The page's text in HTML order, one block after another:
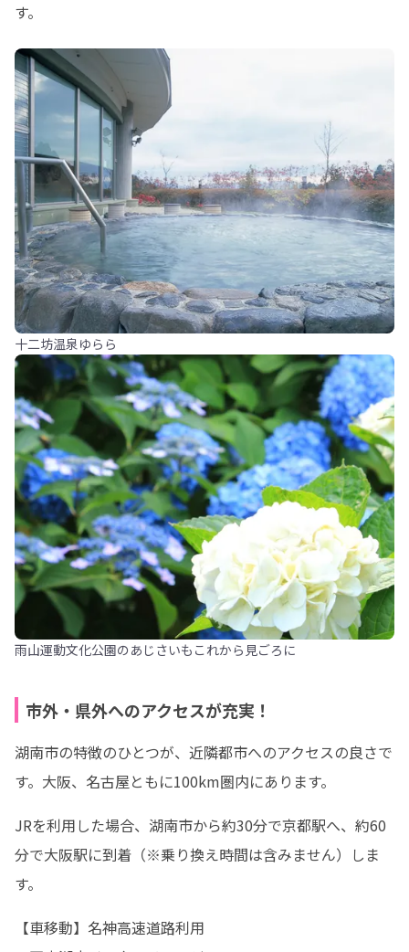
す。
十二坊温泉ゆらら
雨山運動文化公園のあじさいもこれから見ごろに
市外・県外へのアクセスが充実！
湖南市の特徴のひとつが、近隣都市へのアクセスの良さで
す。大阪、名古屋ともに100km圏内にあります。
JRを利用した場合、湖南市から約30分で京都駅へ、約60
分で大阪駅に到着（※乗り換え時間は含みません）しま
す。
【車移動】名神高速道路利用